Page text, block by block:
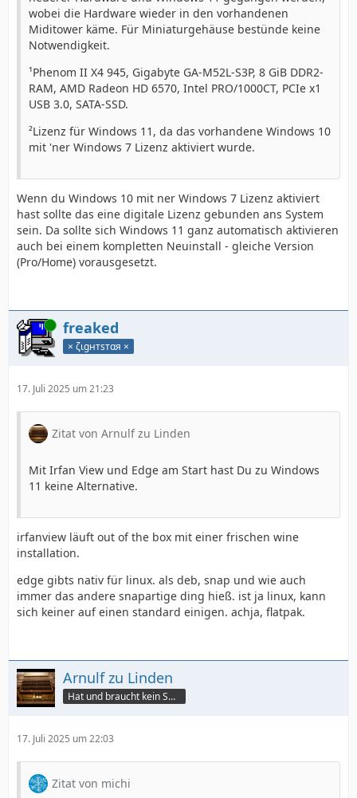
wobei die Hardware wieder in den vorhandenen
Miditower käme. Für Miniaturgehäuse bestünde keine
Notwendigkeit.
¹Phenom II X4 945, Gigabyte GA-M52L-S3P, 8 GiB DDR2-
RAM, AMD Radeon HD 6570, Intel PRO/1000CT, PCIe x1
USB 3.0, SATA-SSD.
²Lizenz für Windows 11, da das vorhandene Windows 10
mit 'ner Windows 7 Lizenz aktiviert wurde.
Wenn du Windows 10 mit ner Windows 7 Lizenz aktiviert
hast sollte das eine digitale Lizenz gebunden ans System
sein. Da sollte sich Windows 11 ganz automatisch aktivieren
auch bei einem kompletten Neuinstall - gleiche Version
(Pro/Home) vorausgesetzt.
Online freaked
× ζιgнтѕтαя ×
17. Juli 2025 um 21:23
Zitat von Arnulf zu Linden
Mit Irfan View und Edge am Start hast Du zu Windows
11 keine Alternative.
irfanview läuft out of the box mit einer frischen wine
installation.
edge gibts nativ für linux. als deb, snap und wie auch
immer das andere snapartige ding hieß. ist ja linux, kann
sich keiner auf einen standard einigen. achja, flatpak.
Arnulf zu Linden
Hat und braucht kein Smartphone!
17. Juli 2025 um 22:03
Zitat von michi